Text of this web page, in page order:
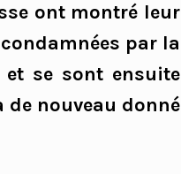
ont montré leur
par la
se sont ensuite
de nouveau donné